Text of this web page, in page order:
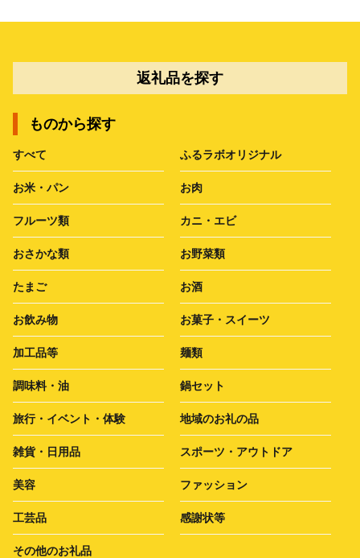
返礼品を探す
ものから探す
すべて ふるラボオリジナル
お米・パン お肉
フルーツ類 カニ・エビ
おさかな類 お野菜類
たまご お酒
お飲み物 お菓子・スイーツ
加工品等 麺類
調味料・油 鍋セット
旅行・イベント・体験 地域のお礼の品
雑貨・日用品 スポーツ・アウトドア
美容 ファッション
工芸品 感謝状等
その他のお礼品